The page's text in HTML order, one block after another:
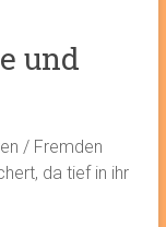
und
/ Fremden
da tief in ihr